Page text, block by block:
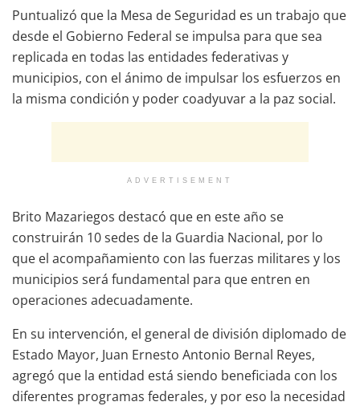
Puntualizó que la Mesa de Seguridad es un trabajo que
desde el Gobierno Federal se impulsa para que sea
replicada en todas las entidades federativas y
municipios, con el ánimo de impulsar los esfuerzos en
la misma condición y poder coadyuvar a la paz social.
ADVERTISEMENT
Brito Mazariegos destacó que en este año se
construirán 10 sedes de la Guardia Nacional, por lo
que el acompañamiento con las fuerzas militares y los
municipios será fundamental para que entren en
operaciones adecuadamente.
En su intervención, el general de división diplomado de
Estado Mayor, Juan Ernesto Antonio Bernal Reyes,
agregó que la entidad está siendo beneficiada con los
diferentes programas federales, y por eso la necesidad